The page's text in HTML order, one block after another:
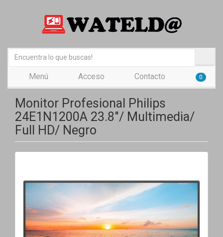
Menú Acceso Contacto 0
Monitor Profesional Philips
24E1N1200A 23.8"/ Multimedia/
Full HD/ Negro